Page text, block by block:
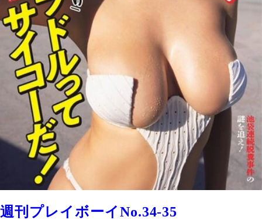
週刊プレイボーイNo.34-35